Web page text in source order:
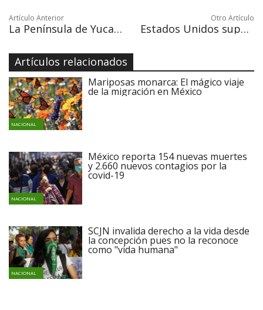
Artículo Anterior
La Península de Yucatán resiente primeros efectos del huracán Zeta
Otro Artículo
Estados Unidos supera los 225,600 muertos y 8.69 millones de casos de Covid-19
Artículos relacionados
NACIONAL
Mariposas monarca: El mágico viaje
de la migración en México
NACIONAL
México reporta 154 nuevas muertes
y 2.660 nuevos contagios por la
covid-19
NACIONAL
SCJN invalida derecho a la vida desde
la concepción pues no la reconoce
como "vida humana"